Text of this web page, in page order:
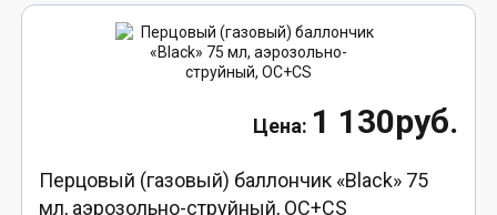
1 130руб.
Перцовый (газовый) баллончик «Black» 75
мл, аэрозольно-струйный, ОC+CS